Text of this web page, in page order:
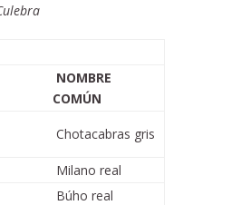
NOMBRE
COMÚN
Chotacabras gris
Milano real
Búho real